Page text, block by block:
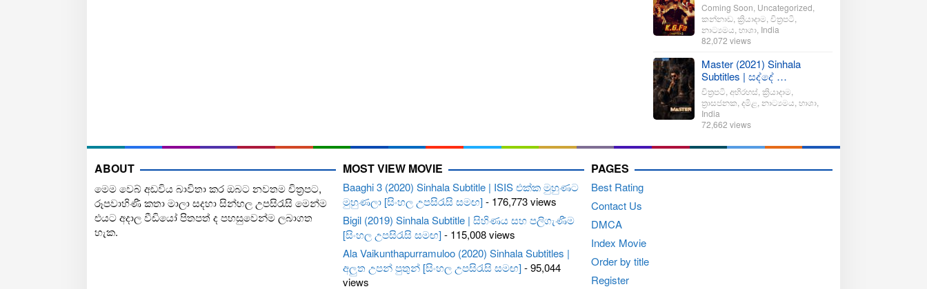
Coming Soon Uncategorized
කන්නාඩ ක්‍රියාදාම චිත්‍රපටි
නාට්‍යමය භාශා India
82,072 views
Master (2021) Sinhala
Subtitles | සද්දේ …
චිත්‍රපටි අභිරහස් ක්‍රියාදාම
ත්‍රාසජනක දමිළ නාට්‍යමය භාශා
India
72,662 views
ABOUT
මෙම වෙබ් අඩවිය බාවිතා කර ඔබට නවතම චිත්‍රපට,
රූපවාහිණී කතා මාලා සදහා සින්හල උපසිරැසි මෙන්ම
එයට අදාල වීඩියෝ පිතපත් ද පහසුවෙන්ම ලබාගත
හැක.
MOST VIEW MOVIE
Baaghi 3 (2020) Sinhala Subtitle | ISIS එක්ක මුහුණට
මුහුණලා [සිංහල උපසිරැසි සමඟ]- 176,773 views
Bigil (2019) Sinhala Subtitle | සිහිණය සහ පලිගැණීම
[සිංහල උපසිරැසි සමඟ]- 115,008 views
Ala Vaikunthapurramuloo (2020) Sinhala Subtitles |
අලුත උපන් පුතුන් [සිංහල උපසිරැසි සමඟ]- 95,044
views
PAGES
Best Rating
Contact Us
DMCA
Index Movie
Order by title
Register